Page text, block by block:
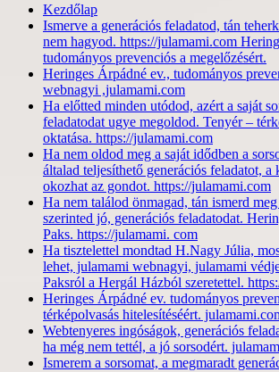
Kezdőlap
Ismerve a generációs feladatod, tán
nem hagyod. https://julamami.com
tudományos prevenciós a megelőzésért.
Heringes Árpádné ev., tudományos
webnagyi ,julamami.com
Ha előtted minden utódod, azért a saját
feladatodat ugye megoldod. Tenyér –
oktatása. https://julamami.com
Ha nem oldod meg a saját idődben a
általad teljesíthető generációs feladatot, a
okozhat az gondot. https://julamami.com
Ha nem találod önmagad, tán ismerd
szerinted jó, generációs feladatodat.
Paks. https://julamami. com
Ha tisztelettel mondtad H.Nagy Júlia,
lehet, julamami webnagyi, julamami
Paksról a Hergál Házból szeretettel.
Heringes Árpádné ev. tudományos
térképolvasás hitelesítéséért.
Webtenyeres ingóságok, generációs
ha még nem tettél, a jó sorsodért.
Ismerem a sorsomat, a megmaradt